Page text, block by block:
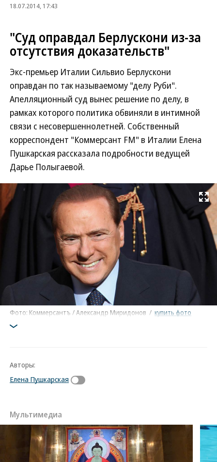
18.07.2014, 17:43
"Суд оправдал Берлускони из-за
отсутствия доказательств"
Экс-премьер Италии Сильвио Берлускони
оправдан по так называемому "делу Руби".
Апелляционный суд вынес решение по делу, в
рамках которого политика обвиняли в интимной
связи с несовершеннолетней. Собственный
корреспондент "Коммерсант FM" в Италии Елена
Пушкарская рассказала подробности ведущей
Дарье Полыгаевой.
Развернуть
Фото: Коммерсантъ / Александр Миридонов / купить фото
Авторы:
Елена Пушкарская
Мультимедиа